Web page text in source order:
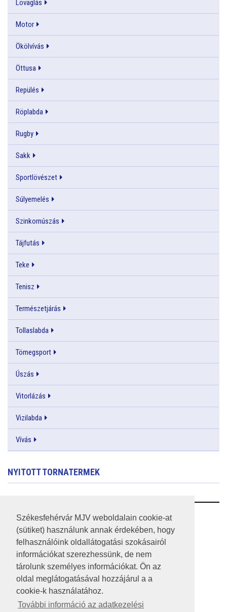
Székesfehérvár MJV weboldalain cookie-at
(sütiket) használunk annak érdekében, hogy
felhasználóink oldallátogatási szokásairól
információkat szerezhessünk, de nem
tárolunk személyes információkat. Ön az
oldal meglátogatásával hozzájárul a a
cookie-k használatához.
További információ az adatkezelési
Lovaglás
Motor
Ökölvívás
Öttusa
Repülés
Röplabda
Rugby
Sakk
Sportlövészet
Súlyemelés
Szinkornúszás
Tájfutás
Teke
Tenisz
Természetjárás
Tollaslabda
Tömegsport
Úszás
Vitorlázás
Vizilabda
Vívás
NYITOTT TORNATERMEK
RSS
A HONLAP 2017.03.31-I ÁLLAPOTA
JOGI NYILATKOZAT
IMPRESSZUM